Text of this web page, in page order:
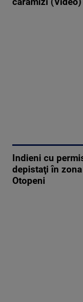
Indieni cu
depistaţi în
Otopeni